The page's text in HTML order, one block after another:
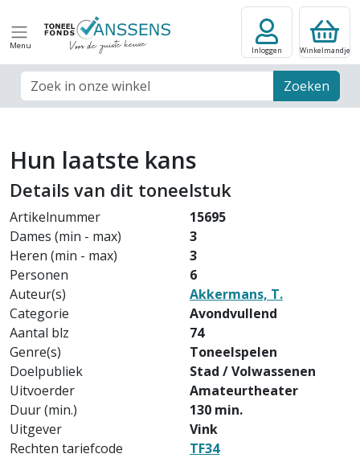
Menu
Zoek veld Zoeken
Inloggen Winkelmandje
Hun laatste kans
Details van dit toneelstuk
Artikelnummer
15695
Dames (min - max)
3
Heren (min - max)
3
Personen
6
Auteur(s)
Akkermans, T.
Categorie
Avondvullend
Aantal blz
74
Genre(s)
Toneelspelen
Doelpubliek
Stad / Volwassenen
Uitvoerder
Amateurtheater
Duur (min.)
130 min.
Uitgever
Vink
Rechten tariefcode
TF34